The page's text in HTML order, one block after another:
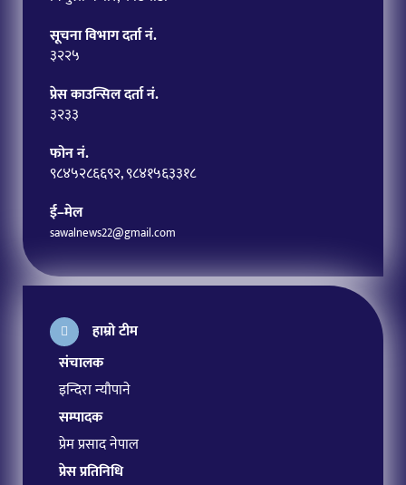
सूचना विभाग दर्ता नं.
३२२५
प्रेस काउन्सिल दर्ता नं.
३२३३
फोन नं.
९८४५२८६६९२, ९८४१५६३३१८
ई–मेल
sawalnews22@gmail.com
हाम्रो टीम
संचालक
इन्दिरा न्यौपाने
सम्पादक
प्रेम प्रसाद नेपाल
प्रेस प्रतिनिधि